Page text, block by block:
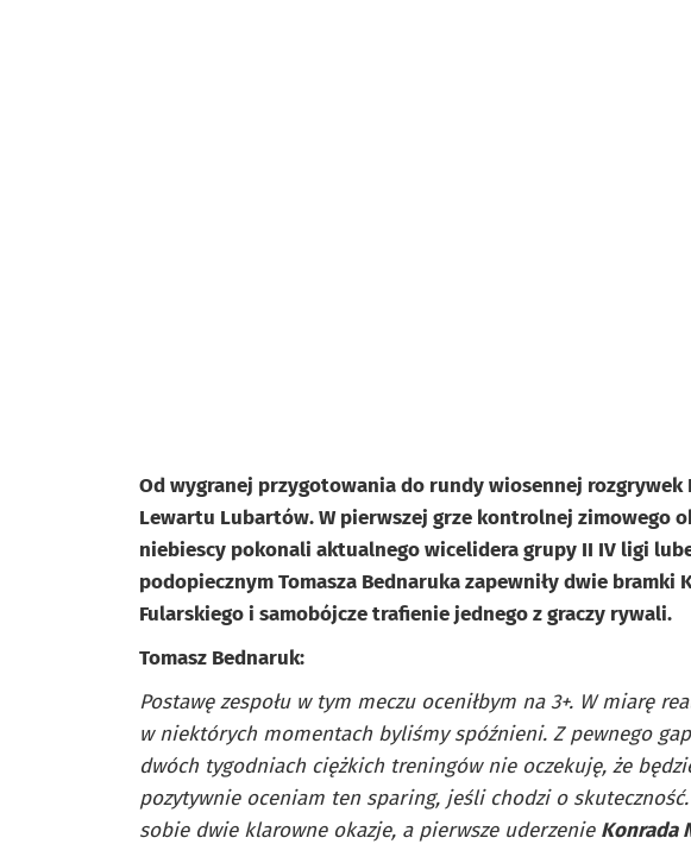
Od wygranej przygotowania do rundy wiosennej
Lewartu Lubartów. W pierwszej grze kontrolnej zimowego
niebiescy pokonali aktualnego wicelidera grupy II IV ligi
podopiecznym Tomasza Bednaruka zapewniły dwie bramki
Fularskiego i samobójcze trafienie jednego z graczy rywali.
Tomasz Bednaruk:
Postawę zespołu w tym meczu oceniłbym na 3+. W miarę
w niektórych momentach byliśmy spóźnieni. Z pewnego
dwóch tygodniach ciężkich treningów nie oczekuję, że
pozytywnie oceniam ten sparing, jeśli chodzi o
sobie dwie klarowne okazje, a pierwsze uderzenie Konrada